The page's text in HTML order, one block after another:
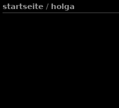
startseite/ holga